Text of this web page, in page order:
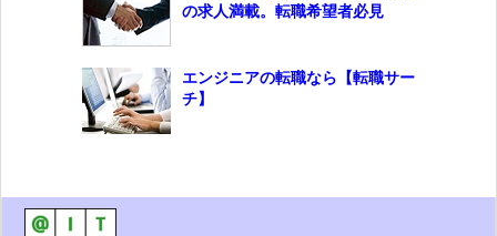
の求人満載。転職希望者必見
エンジニアの転職なら【転職サー
チ】